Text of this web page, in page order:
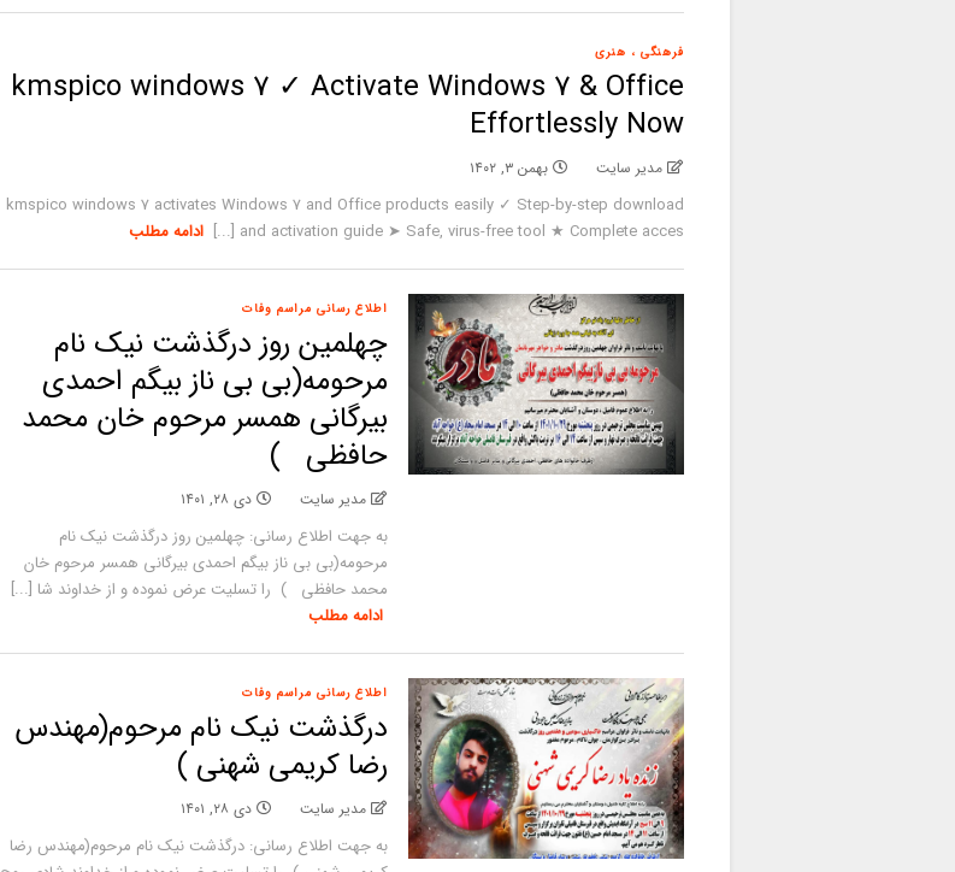
فرهنگی ، هنری
kmspico windows 7 ✓ Activate Windows 7 & Office
Effortlessly Now
مدیر سایت بهمن ۳, ۱۴۰۲
kmspico windows 7 activates Windows 7 and Office products easily ✓ Step-by-step download
and activation guide ➤ Safe, virus-free tool ★ Complete acces [...]
ادامه مطلب
اطلاع رسانی مراسم وفات
چهلمین روز درگذشت نیک نام
مرحومه(بی بی ناز بیگم احمدی
بیرگانی همسر مرحوم خان محمد
حافظی )
مدیر سایت دی ۲۸, ۱۴۰۱
به جهت اطلاع رسانی: چهلمین روز درگذشت نیک نام
مرحومه(بی بی ناز بیگم احمدی بیرگانی همسر مرحوم خان
محمد حافظی ) را تسلیت عرض نموده و از خداوند شا [...]
ادامه مطلب
اطلاع رسانی مراسم وفات
درگذشت نیک نام مرحوم(مهندس
رضا کریمی شهنی )
مدیر سایت دی ۲۸, ۱۴۰۱
به جهت اطلاع رسانی: درگذشت نیک نام مرحوم(مهندس رضا